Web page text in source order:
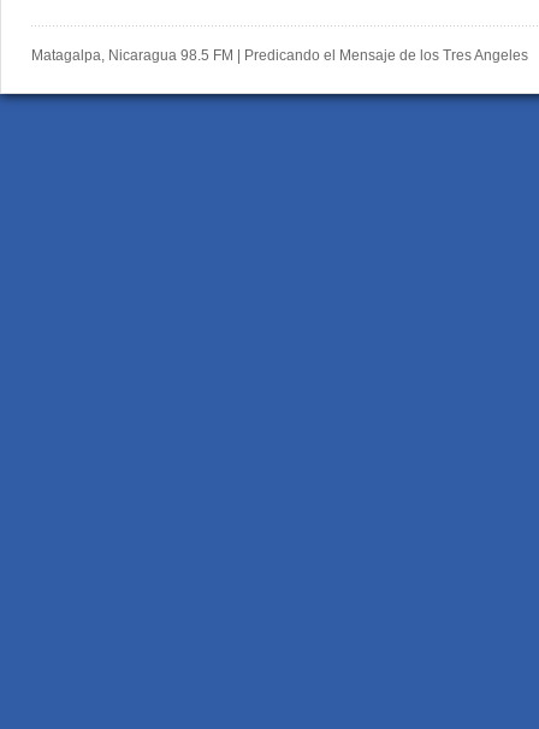
Matagalpa, Nicaragua 98.5 FM | Predicando el Mensaje de los Tres Angeles